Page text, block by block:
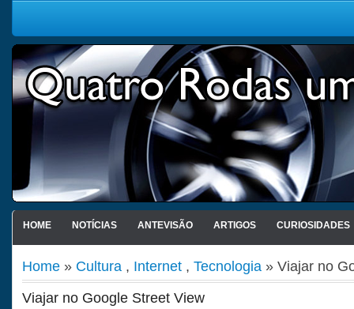
HOME NOTÍCIAS ANTEVISÃO ARTIGOS CURIOSIDADES
Home » Cultura , Internet , Tecnologia » Viajar no
Viajar no Google Street View